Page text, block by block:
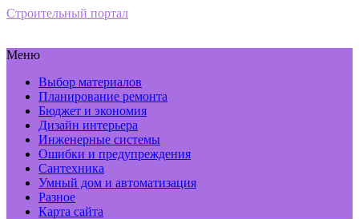
Строительный портал
Меню
Выбор материалов
Планирование ремонта
Бюджет и экономия
Дизайн интерьера
Инженерные системы
Ошибки и предупреждения
Сантехника
Умный дом и автоматизация
Разное
Карта сайта